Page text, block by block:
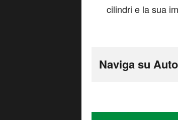
cilindri e la sua
Naviga su